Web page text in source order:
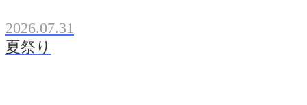
2026.07.31
夏祭り